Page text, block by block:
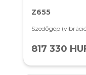
Z655
Szedőgép
817 330